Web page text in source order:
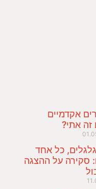
אקדמיים
אתי?
כל אחד
סקירה על ההצגה